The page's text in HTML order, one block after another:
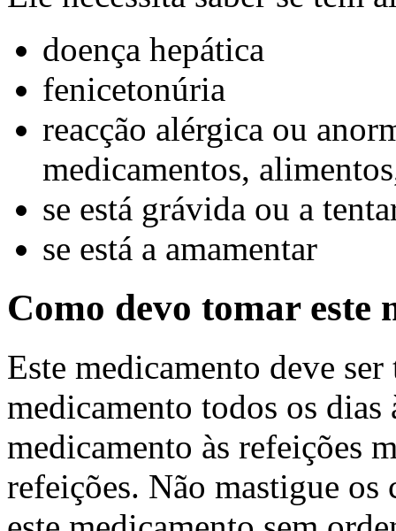
doença hepática
fenicetonúria
reacção alérgica ou
medicamentos,
se está grávida ou a
se está a amamentar
Como devo tomar este
Este medicamento deve
medicamento todos os dias
medicamento às refeições
refeições. Não mastigue